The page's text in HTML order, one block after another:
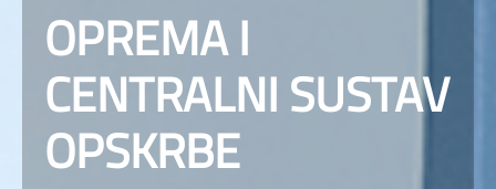
OPREMA I
CENTRALNI SUSTAV
OPSKRBE